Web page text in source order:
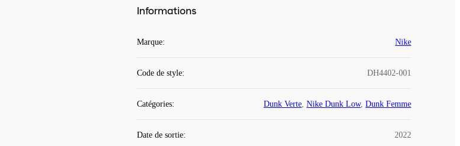
Informations
Marque: Nike
Code de style: DH4402-001
Catégories: Dunk Verte, Nike Dunk Low, Dunk Femme
Date de sortie: 2022